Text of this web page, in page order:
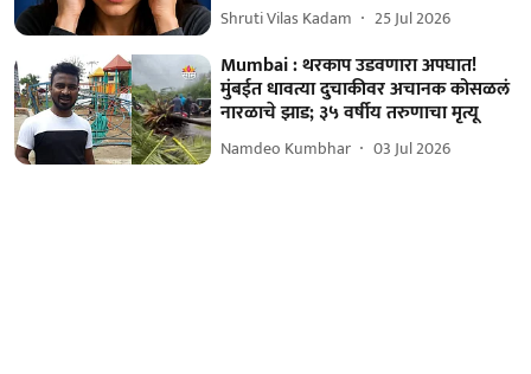
Shruti Vilas Kadam 25 Jul 2026
Mumbai : थरकाप उडवणारा अपघात!
मुंबईत धावत्या दुचाकीवर अचानक कोसळलं
नारळाचे झाड; ३५ वर्षीय तरुणाचा मृत्यू
Namdeo Kumbhar 03 Jul 2026